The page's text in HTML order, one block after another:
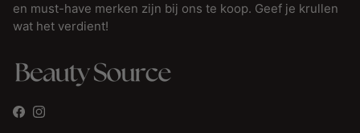
en must-have merken zijn bij ons te koop. Geef je krullen
wat het verdient!
Facebook
Instagram